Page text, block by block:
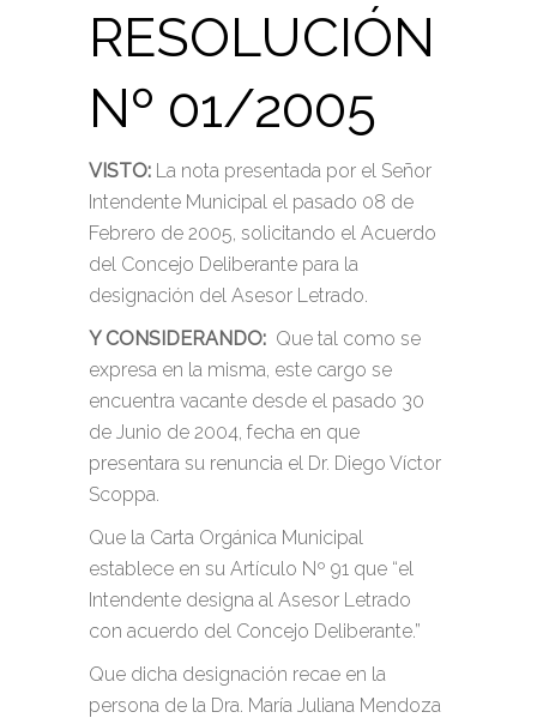
RESOLUCIÓN
Nº 01/2005
VISTO: La nota presentada por el Señor
Intendente Municipal el pasado 08 de
Febrero de 2005, solicitando el Acuerdo
del Concejo Deliberante para la
designación del Asesor Letrado.
Y CONSIDERANDO: Que tal como se
expresa en la misma, este cargo se
encuentra vacante desde el pasado 30
de Junio de 2004, fecha en que
presentara su renuncia el Dr. Diego Víctor
Scoppa.
Que la Carta Orgánica Municipal
establece en su Artículo Nº 91 que “el
Intendente designa al Asesor Letrado
con acuerdo del Concejo Deliberante.”
Que dicha designación recae en la
persona de la Dra. María Juliana Mendoza